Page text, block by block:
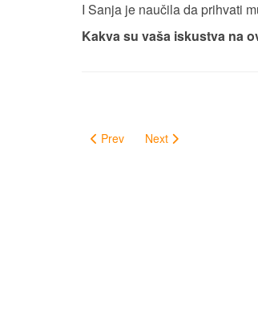
I Sanja je naučila da prihvati
Kakva su vaša iskustva na
Prev Next